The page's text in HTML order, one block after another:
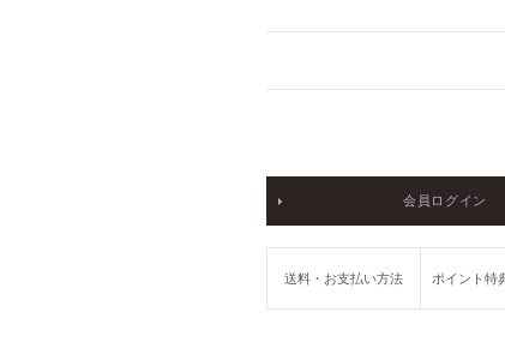
会員ログイン
送料・お支払い方法 ポイント特